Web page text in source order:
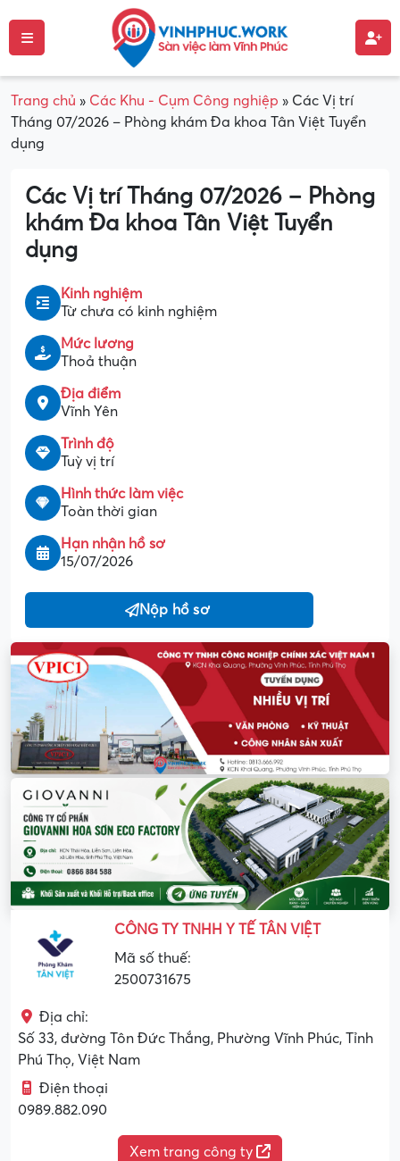
Trang chủ » Các Khu - Cụm Công nghiệp » Các Vị trí
Tháng 07/2026 – Phòng khám Đa khoa Tân Việt Tuyển
dụng
Các Vị trí Tháng 07/2026 – Phòng
khám Đa khoa Tân Việt Tuyển
dụng
Kinh nghiệm
Từ chưa có kinh nghiệm
Mức lương
Thoả thuận
Địa điểm
Vĩnh Yên
Trình độ
Tuỳ vị trí
Hình thức làm việc
Toàn thời gian
Hạn nhận hồ sơ
15/07/2026
Nộp hồ sơ
CÔNG TY TNHH Y TẾ TÂN VIỆT
Mã số thuế:
2500731675
Địa chỉ:
Số 33, đường Tôn Đức Thắng, Phường Vĩnh Phúc, Tỉnh
Phú Thọ, Việt Nam
Điện thoại
0989.882.090
Xem trang công ty